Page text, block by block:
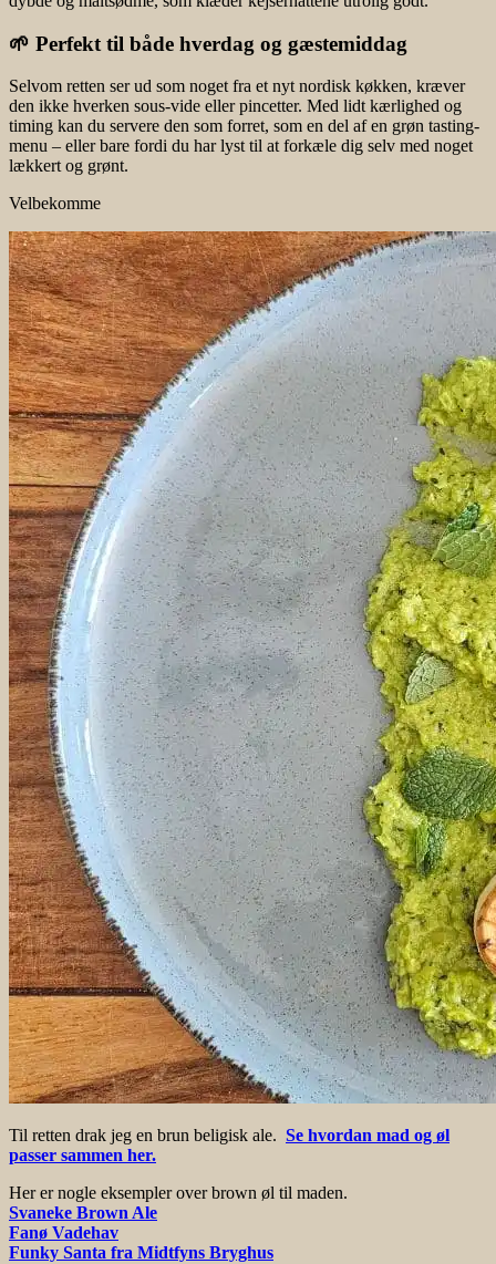
🌱 Perfekt til både hverdag og gæstemiddag
Selvom retten ser ud som noget fra et nyt nordisk køkken, kræver
den ikke hverken sous-vide eller pincetter. Med lidt kærlighed og
timing kan du servere den som forret, som en del af en grøn tasting-
menu – eller bare fordi du har lyst til at forkæle dig selv med noget
lækkert og grønt.
Velbekomme
Til retten drak jeg en brun beligisk ale. Se hvordan mad og øl
passer sammen her.
Her er nogle eksempler over brown øl til maden.
Svaneke Brown Ale
Fanø Vadehav
Funky Santa fra Midtfyns Bryghus